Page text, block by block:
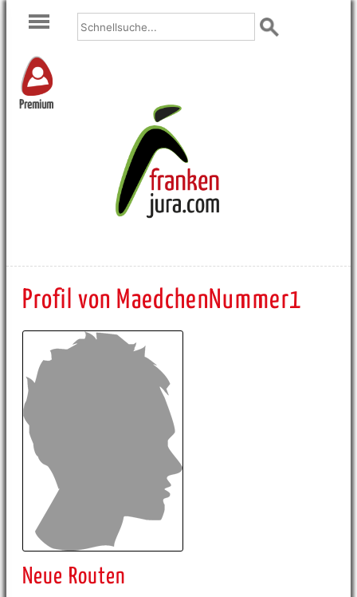
Premium
Profil von MaedchenNummer1
Neue Routen